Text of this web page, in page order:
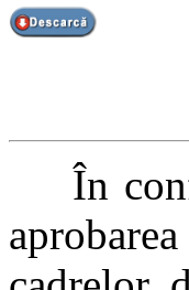
În